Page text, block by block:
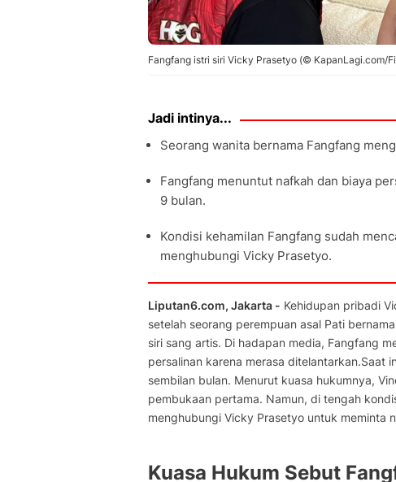
Fangfang istri siri Vicky Prasetyo (© KapanLagi.com/
Jadi intinya...
Seorang wanita bernama Fangfang
Fangfang menuntut nafkah dan biaya
9 bulan.
Kondisi kehamilan Fangfang sudah
menghubungi Vicky Prasetyo.
Liputan6.com, Jakarta - Kehidupan pribadi
setelah seorang perempuan asal Pati
siri sang artis. Di hadapan media, Fangfang
persalinan karena merasa ditelantarkan.Saat
sembilan bulan. Menurut kuasa hukumnya,
pembukaan pertama. Namun, di tengah
menghubungi Vicky Prasetyo untuk meminta
Kuasa Hukum Sebut